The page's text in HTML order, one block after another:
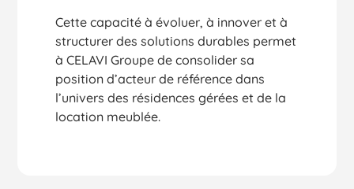
Cette capacité à évoluer, à innover et à
structurer des solutions durables permet
à CELAVI Groupe de consolider sa
position d’acteur de référence dans
l’univers des résidences gérées et de la
location meublée.